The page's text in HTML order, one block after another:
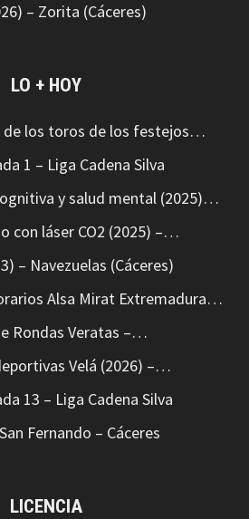
– Zorita (Cáceres)
LO + HOY
de los toros de los festejos…
1 – Liga Cadena Silva
y salud mental (2025)…
con láser CO2 (2025) –…
– Navezuelas (Cáceres)
Alsa Mirat Extremadura…
Rondas Veratas –…
Velá (2026) –…
13 – Liga Cadena Silva
Fernando – Cáceres
LICENCIA